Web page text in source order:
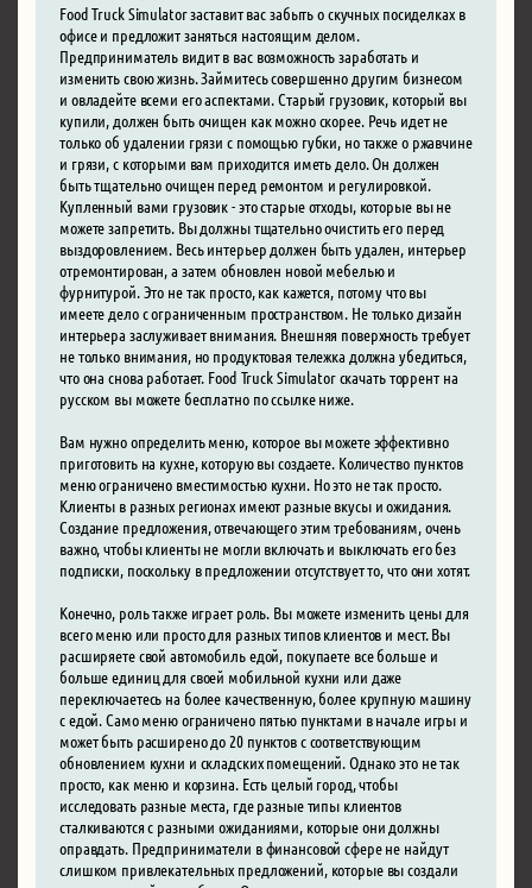
Food Truck Simulator заставит вас забыть о скучных посиделках в
офисе и предложит заняться настоящим делом.
Предприниматель видит в вас возможность заработать и
изменить свою жизнь. Займитесь совершенно другим бизнесом
и овладейте всеми его аспектами. Старый грузовик, который вы
купили, должен быть очищен как можно скорее. Речь идет не
только об удалении грязи с помощью губки, но также о ржавчине
и грязи, с которыми вам приходится иметь дело. Он должен
быть тщательно очищен перед ремонтом и регулировкой.
Купленный вами грузовик - это старые отходы, которые вы не
можете запретить. Вы должны тщательно очистить его перед
выздоровлением. Весь интерьер должен быть удален, интерьер
отремонтирован, а затем обновлен новой мебелью и
фурнитурой. Это не так просто, как кажется, потому что вы
имеете дело с ограниченным пространством. Не только дизайн
интерьера заслуживает внимания. Внешняя поверхность требует
не только внимания, но продуктовая тележка должна убедиться,
что она снова работает. Food Truck Simulator скачать торрент на
русском вы можете бесплатно по ссылке ниже.
Вам нужно определить меню, которое вы можете эффективно
приготовить на кухне, которую вы создаете. Количество пунктов
меню ограничено вместимостью кухни. Но это не так просто.
Клиенты в разных регионах имеют разные вкусы и ожидания.
Создание предложения, отвечающего этим требованиям, очень
важно, чтобы клиенты не могли включать и выключать его без
подписки, поскольку в предложении отсутствует то, что они хотят.
Конечно, роль также играет роль. Вы можете изменить цены для
всего меню или просто для разных типов клиентов и мест. Вы
расширяете свой автомобиль едой, покупаете все больше и
больше единиц для своей мобильной кухни или даже
переключаетесь на более качественную, более крупную машину
с едой. Само меню ограничено пятью пунктами в начале игры и
может быть расширено до 20 пунктов с соответствующим
обновлением кухни и складских помещений. Однако это не так
просто, как меню и корзина. Есть целый город, чтобы
исследовать разные места, где разные типы клиентов
сталкиваются с разными ожиданиями, которые они должны
оправдать. Предприниматели в финансовой сфере не найдут
слишком привлекательных предложений, которые вы создали